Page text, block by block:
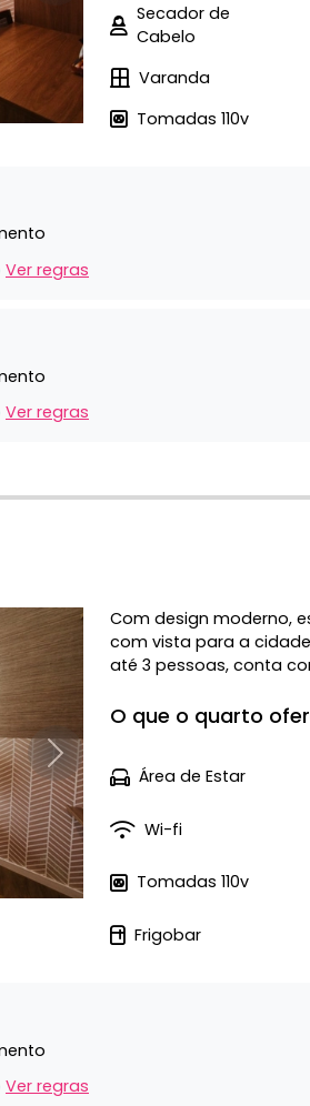
Secador de
Cabelo
Varanda
Tomadas 110v
Ver regras
Ver regras
Próximo
Com design moderno,
com vista para a
até 3 pessoas, conta
O que o quarto
Área de Estar
Wi-fi
Tomadas 110v
Frigobar
Ver regras